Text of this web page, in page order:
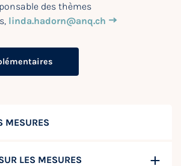
MESURES
LES MESURES
des thèmes
linda.hadorn@anq.ch